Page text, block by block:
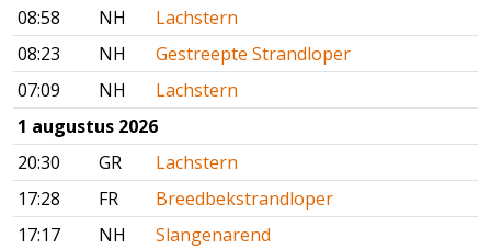
08:58
NH
Lachstern
08:23
NH
Gestreepte Strandloper
07:09
NH
Lachstern
1 augustus 2026
20:30
GR
Lachstern
17:28
FR
Breedbekstrandloper
17:17
NH
Slangenarend